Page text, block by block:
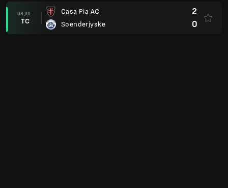
08 JUL.
TC
Casa Pia AC
Soenderjyske
2
0